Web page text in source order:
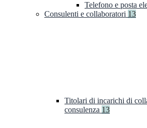
Telefono e posta
Consulenti e collaboratori 13
Titolari di incarichi di
consulenza 13